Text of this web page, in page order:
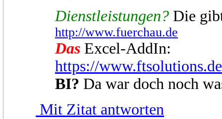
Dienstleistungen? Die
http://www.fuerchau.de
Das Excel-AddIn:
https://
BI? Da war doch noch
Mit Zitat antworten